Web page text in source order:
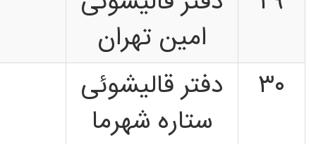
امین تهران
۳۰
دفتر قالیشوئی
ستاره شهرما